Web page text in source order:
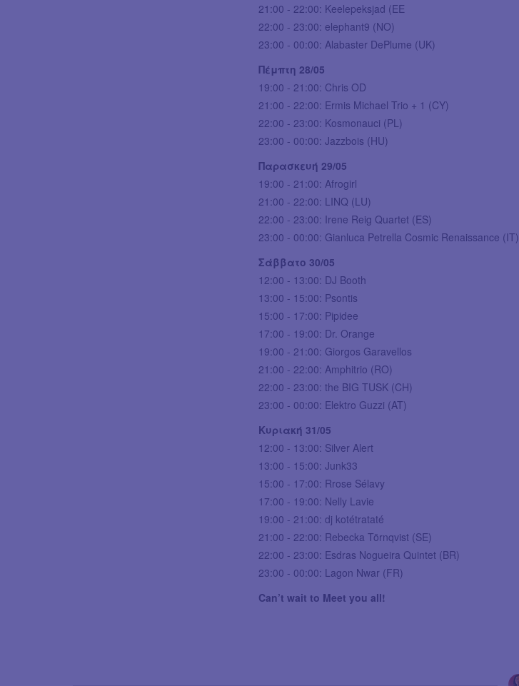
21:00 - 22:00: Keelepeksjad (EE
22:00 - 23:00: elephant9 (NO)
23:00 - 00:00: Alabaster DePlume (UK)
Πέμπτη 28/05
19:00 - 21:00: Chris OD
21:00 - 22:00: Ermis Michael Trio + 1 (CY)
22:00 - 23:00: Kosmonauci (PL)
23:00 - 00:00: Jazzbois (HU)
Παρασκευή 29/05
19:00 - 21:00: Afrogirl
21:00 - 22:00: LINQ (LU)
22:00 - 23:00: Irene Reig Quartet (ES)
23:00 - 00:00: Gianluca Petrella Cosmic Renaissance (IT)
Σάββατο 30/05
12:00 - 13:00: DJ Booth
13:00 - 15:00: Psontis
15:00 - 17:00: Pipidee
17:00 - 19:00: Dr. Orange
19:00 - 21:00: Giorgos Garavellos
21:00 - 22:00: Amphitrio (RO)
22:00 - 23:00: the BIG TUSK (CH)
23:00 - 00:00: Elektro Guzzi (AT)
Κυριακή 31/05
12:00 - 13:00: Silver Alert
13:00 - 15:00: Junk33
15:00 - 17:00: Rrose Sélavy
17:00 - 19:00: Nelly Lavie
19:00 - 21:00: dj kotétrataté
21:00 - 22:00: Rebecka Törnqvist (SE)
22:00 - 23:00: Esdras Nogueira Quintet (BR)
23:00 - 00:00: Lagon Nwar (FR)
Can’t wait to Meet you all!